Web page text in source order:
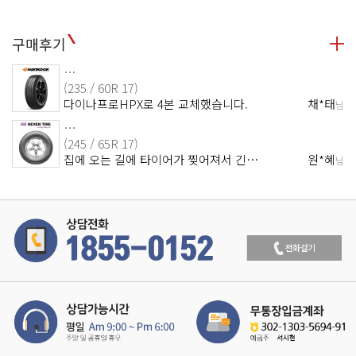
구매후기
…
(235 / 60R 17)
다이나프로HPX로 4본 교체했습니다.
채*태님
…
(245 / 65R 17)
집에 오는 길에 타이어가 찢어져서 긴…
원*혜님